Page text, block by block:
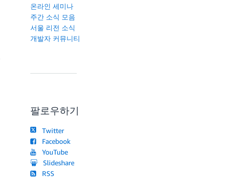
온라인 세미나
주간 소식 모음
서울 리전 소식
개발자 커뮤니티
팔로우하기
Twitter
Facebook
YouTube
Slideshare
RSS